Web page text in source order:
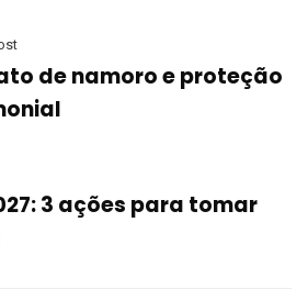
de namoro e proteção
3 ações para tomar